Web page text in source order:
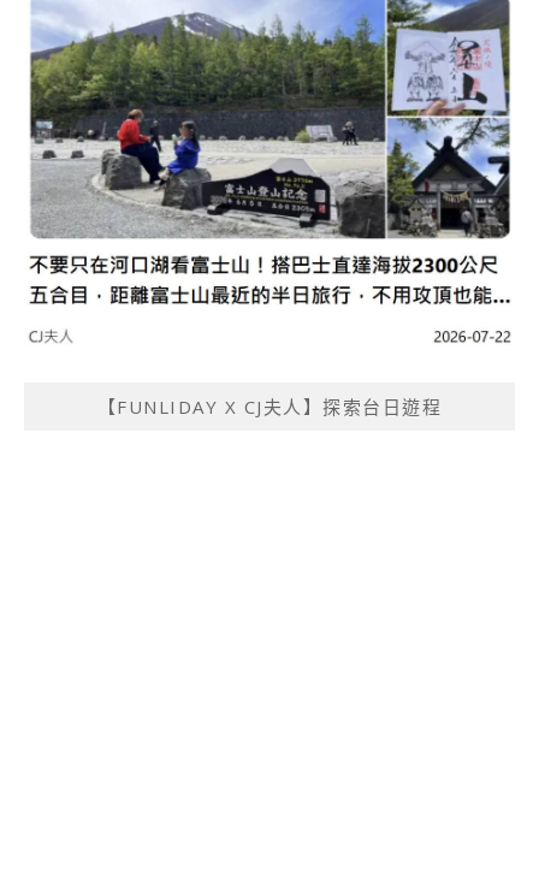
【FUNLIDAY X CJ夫人】探索台日遊程